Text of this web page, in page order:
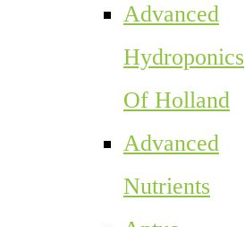
Advanced
Hydroponics
Of Holland
Advanced
Nutrients